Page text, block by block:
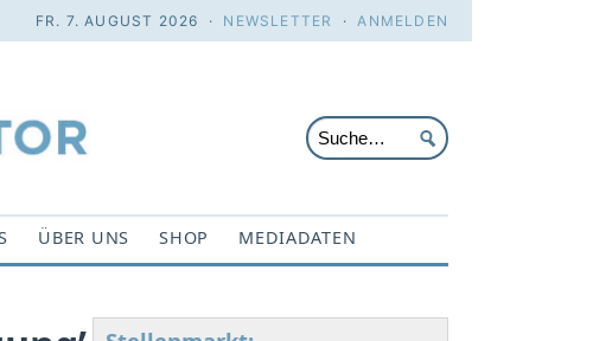
FR. 7. AUGUST 2026 · NEWSLETTER ·ANMELDEN
ÜBER UNS SHOP MEDIADATEN